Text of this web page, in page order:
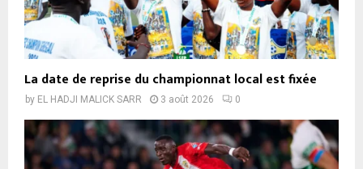
La date de reprise du championnat local est fixée
by EL HADJI MALICK SARR 3 août 2026 0